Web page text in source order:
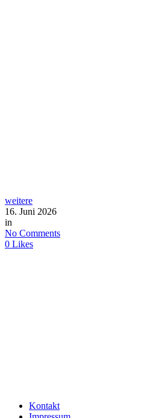
weitere
16. Juni 2026
in
No Comments
0 Likes
Kontakt